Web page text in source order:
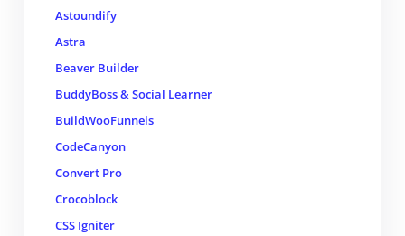
Astoundify
Astra
Beaver Builder
BuddyBoss & Social Learner
BuildWooFunnels
CodeCanyon
Convert Pro
Crocoblock
CSS Igniter